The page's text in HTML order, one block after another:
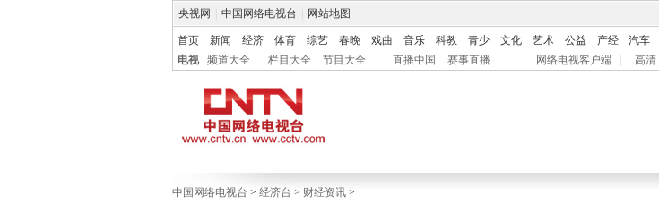
央视网 中国网络电视台 网站地图
首页 新闻 经济 体育 综艺 春晚 戏曲 音乐 科教 青少 文化 艺术 公益 产经 汽车
电视
频道大全 栏目大全 节目大全 直播中国 赛事直播 网络电视客户端 高清
中国网络电视台 > 经济台 > 财经资讯 >